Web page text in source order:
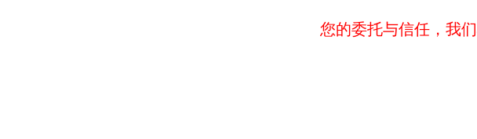
您的委托与信任，我